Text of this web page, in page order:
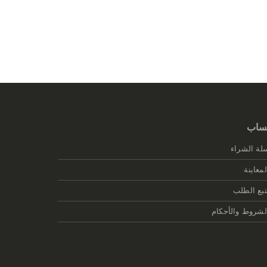
الشراء
المعاينة
الطلب
الشروط والأحكام